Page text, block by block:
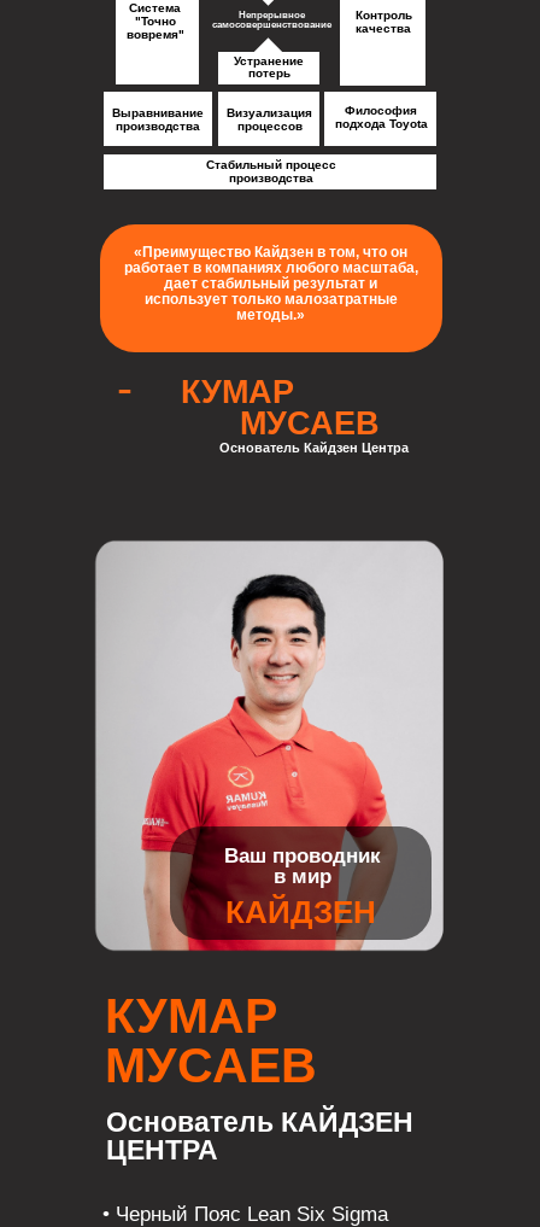
Система
"Точно
вовремя"
Непрерывное
самосовершенствование
Устранение
потерь
Стабильный процесс
производства
Выравнивание
производства
Визуализация
процессов
Философия
подхода Toyota
Контроль
качества
«Преимущество Кайдзен в том, что он
работает в компаниях любого масштаба,
дает стабильный результат и
использует только малозатратные
методы.»
-
КУМАР
МУСАЕВ
Основатель Кайдзен Центра
КУМАР
МУСАЕВ
КАЙДЗЕН
Ваш проводник
в мир
• Черный Пояс Lean Six Sigma
Основатель КАЙДЗЕН
ЦЕНТРА